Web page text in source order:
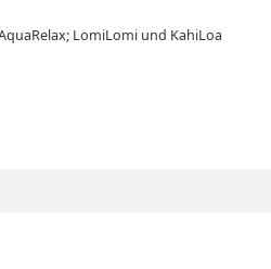
LomiLomi und KahiLoa